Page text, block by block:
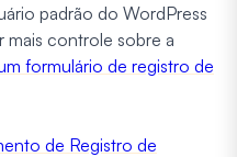
padrão do WordPress
mais controle sobre a
formulário de registro de
de Registro de